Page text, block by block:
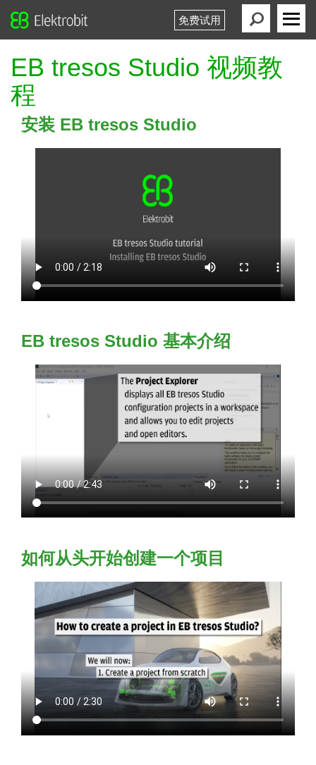
免费试用
Elektrobit
Primary
EB tresos Studio 视频教
程
安装 EB tresos Studio
EB tresos Studio 基本介绍
如何从头开始创建一个项目